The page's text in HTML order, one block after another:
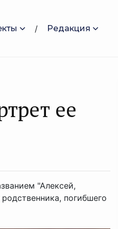
Редакция
ее
"Алексей,
погибшего